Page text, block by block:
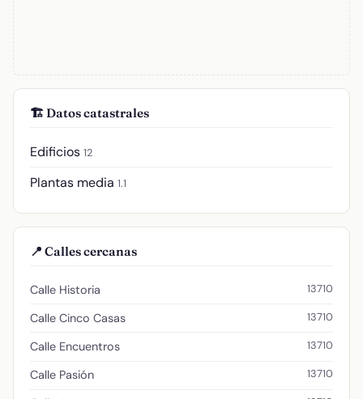
🏗️ Datos catastrales
Edificios 12
Plantas media 1.1
📍 Calles cercanas
Calle Historia 13710
Calle Cinco Casas 13710
Calle Encuentros 13710
Calle Pasión 13710